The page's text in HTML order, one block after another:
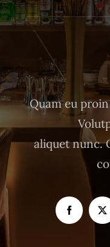
Quam eu
aliquet nunc.